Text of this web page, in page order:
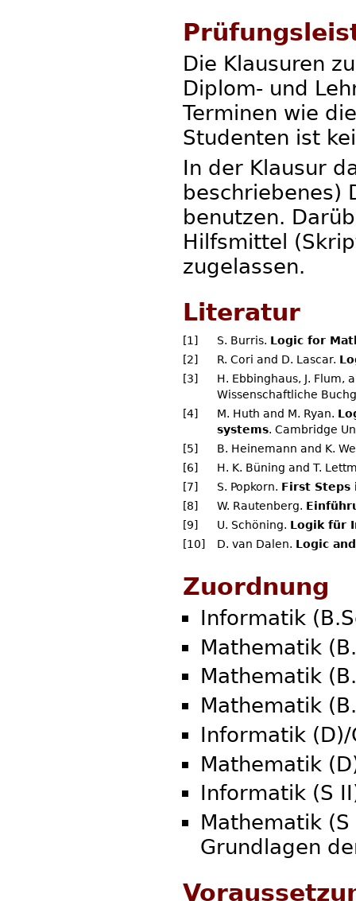
Die Klausuren
Diplom- und
Terminen wie
Studenten ist
In der Klausur
beschriebenes)
benutzen.
Hilfsmittel
zugelassen.
Literatur
[1] S. Burris. Logic for
[2]
R. Cori and D. Lascar.
[3]
H. Ebbinghaus, J. Flum,
Wissenschaftliche
[4]
M. Huth and M. Ryan.
systems. Cambridge
[5]
B. Heinemann and K.
[6]
H. K. Büning and T.
[7]
S. Popkorn. First Steps
[8]
W. Rautenberg.
[9]
U. Schöning. Logik für
[10]
D. van Dalen. Logic
Zuordnung
Informatik
Mathematik
Mathematik
Mathematik
Informatik
Mathematik
Informatik (S
Mathematik
Grundlagen